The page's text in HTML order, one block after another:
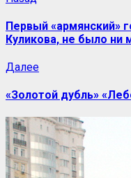
Первый «армянский»
Куликова, не было ни
Далее
«Золотой дубль»